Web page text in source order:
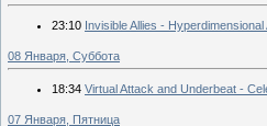
23:10 Invisible Allies - Hyperdimensional
08 Января, Суббота
18:34 Virtual Attack and Underbeat -
07 Января, Пятница